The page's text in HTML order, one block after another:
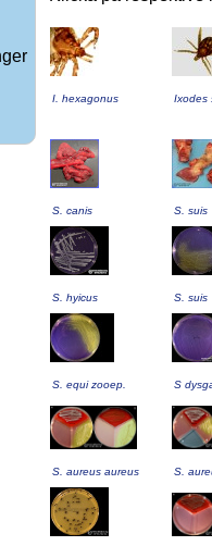
I. hexagonus Ixodes
S. canis S. suis
S. hyicus S. suis
S. equi zooep. S
S. aureus aureus S.